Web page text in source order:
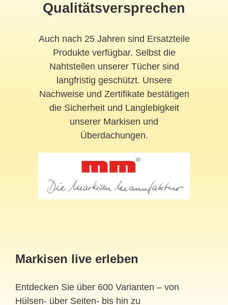
Qualitätsversprechen
Auch nach 25 Jahren sind Ersatzteile
Produkte verfügbar. Selbst die
Nahtstellen unserer Tücher sind
langfristig geschützt. Unsere
Nachweise und Zertifikate bestätigen
die Sicherheit und Langlebigkeit
unserer Markisen und
Überdachungen.
Markisen live erleben
Entdecken Sie über 600 Varianten – von
Hülsen- über Seiten- bis hin zu